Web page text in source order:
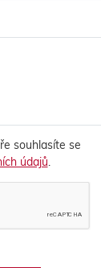
souhlasíte se
údajů.